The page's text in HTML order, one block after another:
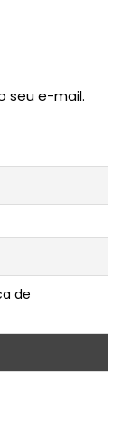
seu e-mail.
de